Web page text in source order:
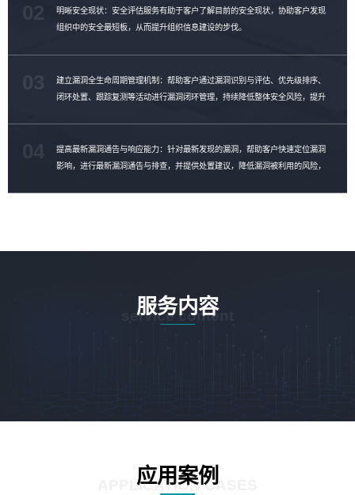
明晰安全现状：安全评估服务有助于客户了解目前的安全现状，协助客户发现
组织中的安全最短板，从而提升组织信息建设的步伐。
02
建立漏洞全生命周期管理机制：帮助客户通过漏洞识别与评估、优先级排序、
闭环处置、跟踪复测等活动进行漏洞闭环管理，持续降低整体安全风险，提升
提高最新漏洞通告与响应能力：针对最新发现的漏洞，帮助客户快速定位漏洞
影响，进行最新漏洞通告与排查，并提供处置建议，降低漏洞被利用的风险，
04
服务内容
service content
应用案例
APPLICATION CASES